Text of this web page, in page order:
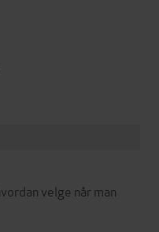
velge når man